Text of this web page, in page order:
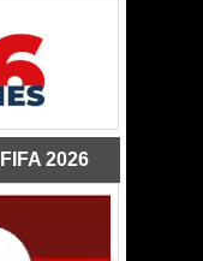
2026